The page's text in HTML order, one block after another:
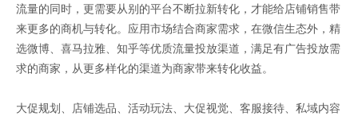
流量的同时，更需要从别的平台不断拉新转化，才能给店铺销售带
来更多的商机与转化。应用市场结合商家需求，在微信生态外，精
选微博、喜马拉雅、知乎等优质流量投放渠道，满足有广告投放需
求的商家，从更多样化的渠道为商家带来转化收益。
大促规划、店铺选品、活动玩法、大促视觉、客服接待、私域内容